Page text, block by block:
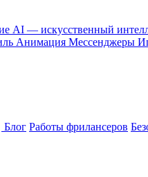
AI — искусственный
Анимация Мессенджеры
Блог Работы фрилансеров